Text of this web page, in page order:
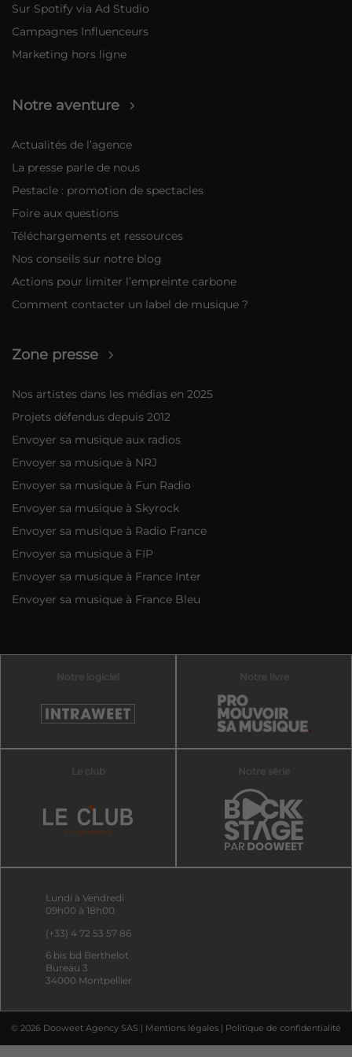
Sur Spotify via Ad Studio
Campagnes Influenceurs
Marketing hors ligne
Notre aventure
Actualités de l’agence
La presse parle de nous
Pestacle : promotion de spectacles
Foire aux questions
Téléchargements et ressources
Nos conseils sur notre blog
Actions pour limiter l’empreinte carbone
Comment contacter un label de musique ?
Zone presse
Nos artistes dans les médias en 2025
Projets défendus depuis 2012
Envoyer sa musique aux radios
Envoyer sa musique à NRJ
Envoyer sa musique à Fun Radio
Envoyer sa musique à Skyrock
Envoyer sa musique à Radio France
Envoyer sa musique à FIP
Envoyer sa musique à France Inter
Envoyer sa musique à France Bleu
Notre logiciel Notre livre
Le club Notre série
Lundi à Vendredi
09h00 à 18h00
(+33) 4 72 53 57 86
6 bis bd Berthelot
Bureau 3
34000 Montpellier
© 2026 Dooweet Agency SAS | Mentions légales | Politique de confidentialité